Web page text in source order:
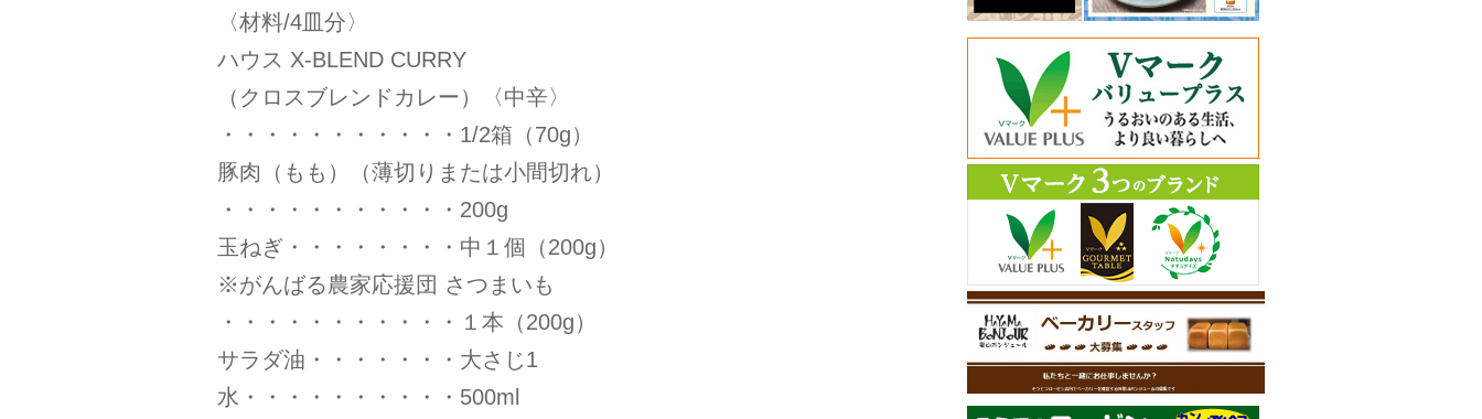
〈材料/4皿分〉
ハウス X-BLEND CURRY
（クロスブレンドカレー）〈中辛〉
・・・・・・・・・・・1/2箱（70g）
豚肉（もも）（薄切りまたは小間切れ）
・・・・・・・・・・・200g
玉ねぎ・・・・・・・・中１個（200g）
※がんばる農家応援団 さつまいも
・・・・・・・・・・・１本（200g）
サラダ油・・・・・・・大さじ1
水・・・・・・・・・・500ml